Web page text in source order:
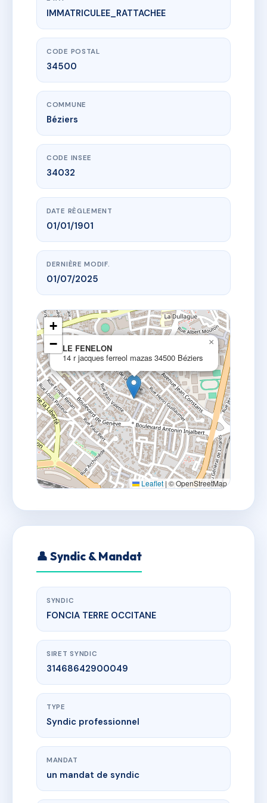
www.vme.plus/AC6477277
LE FENELON
14 r jacques ferreol mazas
IMMATRICULEE_RATTACHEE
CODE POSTAL
34500
COMMUNE
Béziers
CODE INSEE
34032
DATE RÈGLEMENT
01/01/1901
DERNIÈRE MODIF.
01/07/2025
LE FENELON
14 r jacques ferreol mazas 34500 Béziers
×
+
−
Leaflet | © OpenStreetMap
👤 Syndic & Mandat
SYNDIC
FONCIA TERRE OCCITANE
SIRET SYNDIC
31468642900049
TYPE
Syndic professionnel
MANDAT
un mandat de syndic